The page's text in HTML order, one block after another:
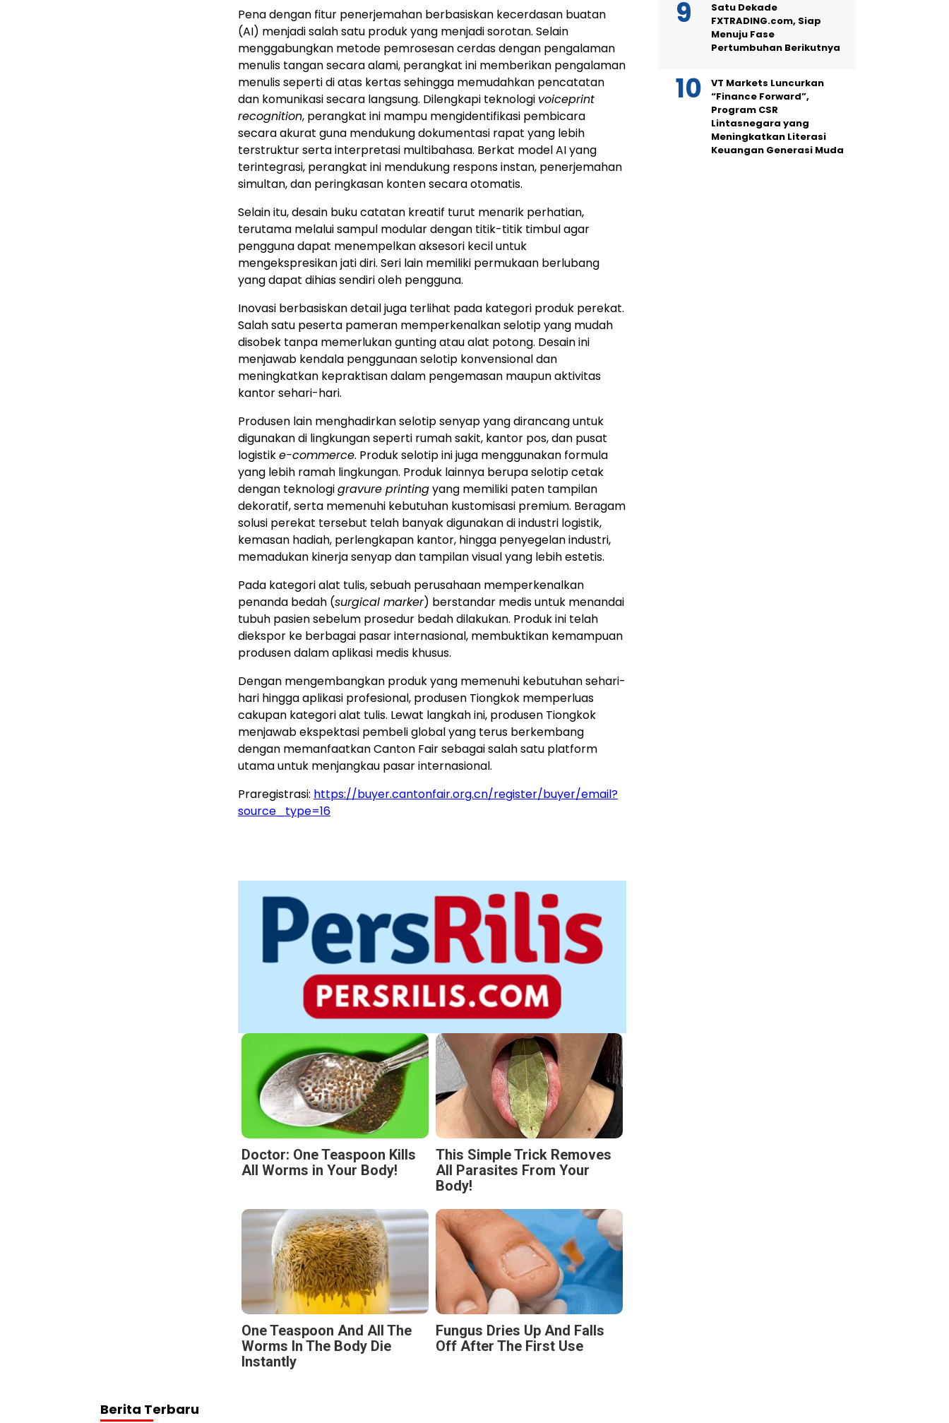
Pena dengan fitur penerjemahan berbasiskan kecerdasan buatan
(AI) menjadi salah satu produk yang menjadi sorotan. Selain
menggabungkan metode pemrosesan cerdas dengan pengalaman
menulis tangan secara alami, perangkat ini memberikan pengalaman
menulis seperti di atas kertas sehingga memudahkan pencatatan
dan komunikasi secara langsung. Dilengkapi teknologi voiceprint
recognition, perangkat ini mampu mengidentifikasi pembicara
secara akurat guna mendukung dokumentasi rapat yang lebih
terstruktur serta interpretasi multibahasa. Berkat model AI yang
terintegrasi, perangkat ini mendukung respons instan, penerjemahan
simultan, dan peringkasan konten secara otomatis.
Selain itu, desain buku catatan kreatif turut menarik perhatian,
terutama melalui sampul modular dengan titik-titik timbul agar
pengguna dapat menempelkan aksesori kecil untuk
mengekspresikan jati diri. Seri lain memiliki permukaan berlubang
yang dapat dihias sendiri oleh pengguna.
Inovasi berbasiskan detail juga terlihat pada kategori produk perekat.
Salah satu peserta pameran memperkenalkan selotip yang mudah
disobek tanpa memerlukan gunting atau alat potong. Desain ini
menjawab kendala penggunaan selotip konvensional dan
meningkatkan kepraktisan dalam pengemasan maupun aktivitas
kantor sehari-hari.
Produsen lain menghadirkan selotip senyap yang dirancang untuk
digunakan di lingkungan seperti rumah sakit, kantor pos, dan pusat
logistike-commerce. Produk selotip ini juga menggunakan formula
yang lebih ramah lingkungan. Produk lainnya berupa selotip cetak
dengan teknologigravure printingyang memiliki paten tampilan
dekoratif, serta memenuhi kebutuhan kustomisasi premium. Beragam
solusi perekat tersebut telah banyak digunakan di industri logistik,
kemasan hadiah, perlengkapan kantor, hingga penyegelan industri,
memadukan kinerja senyap dan tampilan visual yang lebih estetis.
Pada kategori alat tulis, sebuah perusahaan memperkenalkan
penanda bedah (surgical marker) berstandar medis untuk menandai
tubuh pasien sebelum prosedur bedah dilakukan. Produk ini telah
diekspor ke berbagai pasar internasional, membuktikan kemampuan
produsen dalam aplikasi medis khusus.
Dengan mengembangkan produk yang memenuhi kebutuhan sehari-
hari hingga aplikasi profesional, produsen Tiongkok memperluas
cakupan kategori alat tulis. Lewat langkah ini, produsen Tiongkok
menjawab ekspektasi pembeli global yang terus berkembang
dengan memanfaatkan Canton Fair sebagai salah satu platform
utama untuk menjangkau pasar internasional.
Praregistrasi: https://buyer.cantonfair.org.cn/register/buyer/email?
source_type=16
Doctor: One Teaspoon Kills
All Worms in Your Body!
This Simple Trick Removes
All Parasites From Your
Body!
One Teaspoon And All The
Worms In The Body Die
Instantly
Fungus Dries Up And Falls
Off After The First Use
Berita Terbaru
Satu Dekade
FXTRADING.com, Siap
Menuju Fase
Pertumbuhan Berikutnya
VT Markets Luncurkan
“Finance Forward”,
Program CSR
Lintasnegara yang
Meningkatkan Literasi
Keuangan Generasi Muda